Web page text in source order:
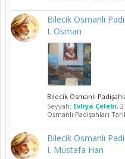
Bilecik Osmanlı
I. Osman
Bilecik Osmanlı
Seyyah: Evliya Çelebi,
Osmanlı Padişahları
Bilecik Osmanlı
I. Mustafa Han